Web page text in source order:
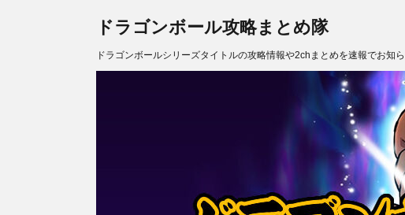
ドラゴンボール攻略まとめ隊
ドラゴンボールシリーズタイトルの攻略情報や2chまとめを速報でお知ら